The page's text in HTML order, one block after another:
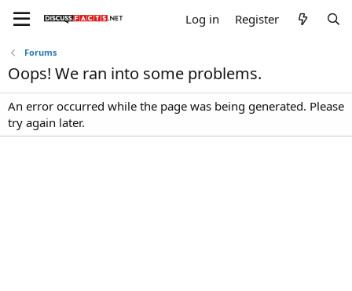
Log in Register
Forums
Oops! We ran into some problems.
An error occurred while the page was being generated. Please
try again later.